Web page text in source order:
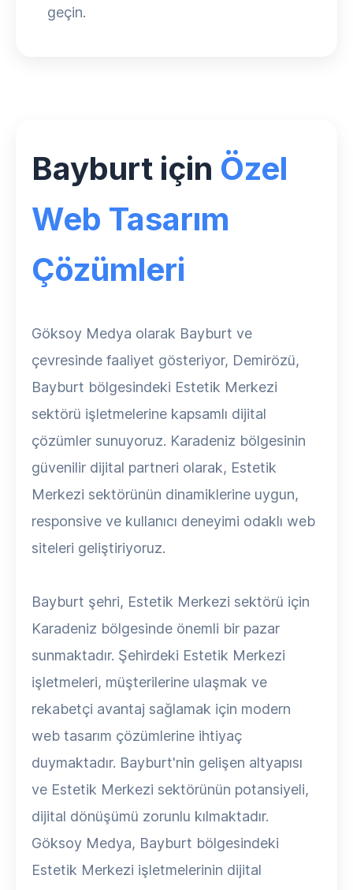
geçin.
Bayburt için Özel
Web Tasarım
Çözümleri
Göksoy Medya olarak Bayburt ve
çevresinde faaliyet gösteriyor, Demirözü,
Bayburt bölgesindeki Estetik Merkezi
sektörü işletmelerine kapsamlı dijital
çözümler sunuyoruz. Karadeniz bölgesinin
güvenilir dijital partneri olarak, Estetik
Merkezi sektörünün dinamiklerine uygun,
responsive ve kullanıcı deneyimi odaklı web
siteleri geliştiriyoruz.
Bayburt şehri, Estetik Merkezi sektörü için
Karadeniz bölgesinde önemli bir pazar
sunmaktadır. Şehirdeki Estetik Merkezi
işletmeleri, müşterilerine ulaşmak ve
rekabetçi avantaj sağlamak için modern
web tasarım çözümlerine ihtiyaç
duymaktadır. Bayburt'nin gelişen altyapısı
ve Estetik Merkezi sektörünün potansiyeli,
dijital dönüşümü zorunlu kılmaktadır.
Göksoy Medya, Bayburt bölgesindeki
Estetik Merkezi işletmelerinin dijital